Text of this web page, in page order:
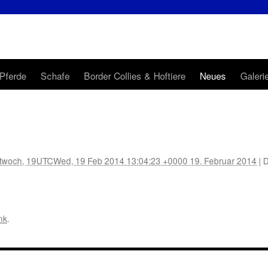
Pferde Schafe Border Collies & Hoftiere Neues
19UTCWed, 19 Feb 2014 13:04:23 +0000 19. Februar 2014 |
.